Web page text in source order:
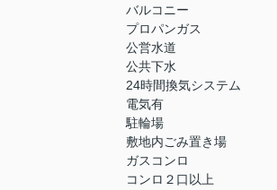
バルコニー
プロパンガス
公営水道
公共下水
24時間換気システム
電気有
駐輪場
敷地内ごみ置き場
ガスコンロ
コンロ２口以上